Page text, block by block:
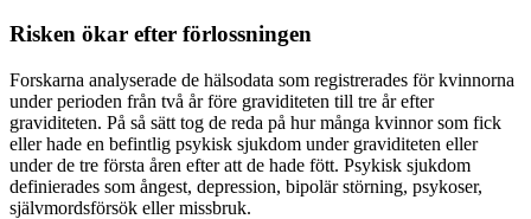
Risken ökar efter förlossningen
Forskarna analyserade de hälsodata som registrerades för kvinnorna
under perioden från två år före graviditeten till tre år efter
graviditeten. På så sätt tog de reda på hur många kvinnor som fick
eller hade en befintlig psykisk sjukdom under graviditeten eller
under de tre första åren efter att de hade fött. Psykisk sjukdom
definierades som ångest, depression, bipolär störning, psykoser,
självmordsförsök eller missbruk.